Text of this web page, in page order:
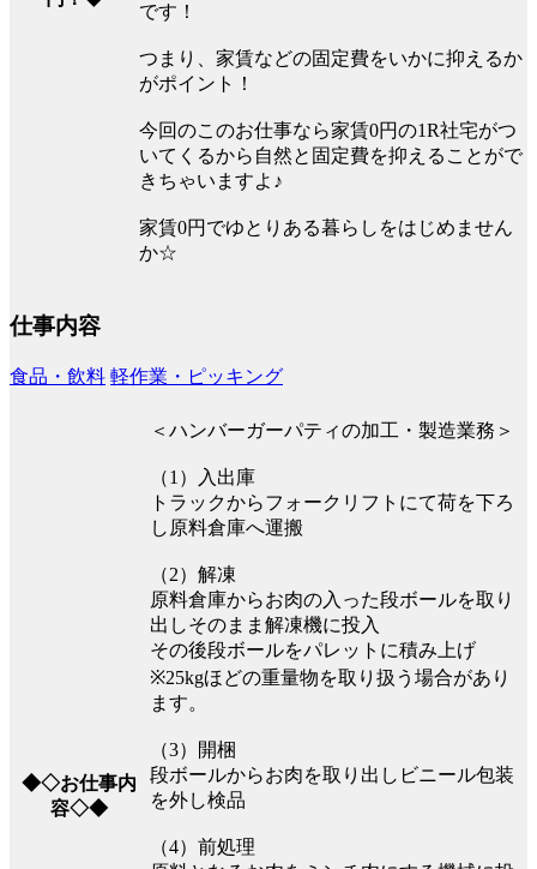
です！
つまり、家賃などの固定費をいかに抑えるか
がポイント！
今回のこのお仕事なら家賃0円の1R社宅がつ
いてくるから自然と固定費を抑えることがで
きちゃいますよ♪
家賃0円でゆとりある暮らしをはじめません
か☆
仕事内容
食品・飲料 軽作業・ピッキング
◆◇お仕事内
容◇◆
＜ハンバーガーパティの加工・製造業務＞
（1）入出庫
トラックからフォークリフトにて荷を下ろ
し原料倉庫へ運搬
（2）解凍
原料倉庫からお肉の入った段ボールを取り
出しそのまま解凍機に投入
その後段ボールをパレットに積み上げ
※25kgほどの重量物を取り扱う場合があり
ます。
（3）開梱
段ボールからお肉を取り出しビニール包装
を外し検品
（4）前処理